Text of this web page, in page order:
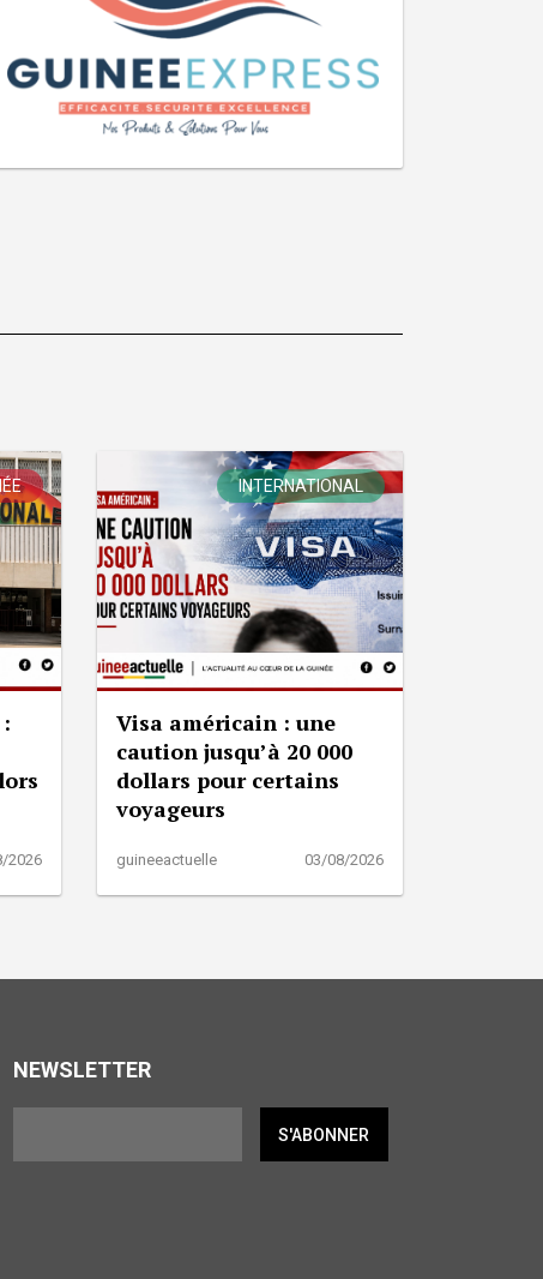
2026
INTERNATIONAL
Visa américain : une
caution jusqu’à 20 000
dollars pour certains
voyageurs
guineeactuelle 03/08/2026
NEWSLETTER
S'ABONNER